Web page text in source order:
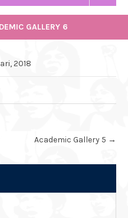
6
GALLERY 6
2018
Academic Gallery 5 →